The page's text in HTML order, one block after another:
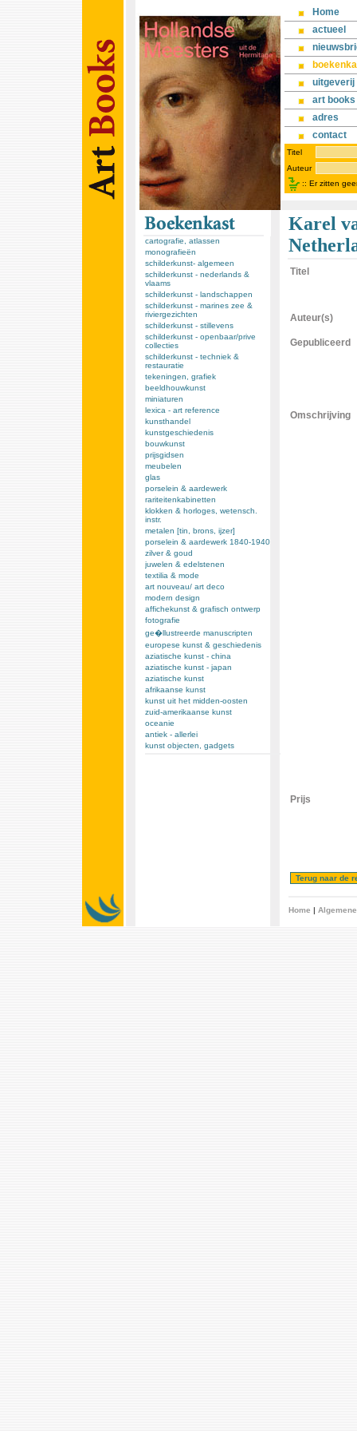
Home
actueel
uitgeverij
art books
adres
contact
Titel
Auteur
:: Er zitten
cartografie, atlassen
monografieën
schilderkunst- algemeen
schilderkunst - nederlands &
vlaams
schilderkunst - landschappen
schilderkunst - marines zee &
riviergezichten
schilderkunst - stillevens
schilderkunst - openbaar/prive
collecties
schilderkunst - techniek &
restauratie
tekeningen, grafiek
beeldhouwkunst
miniaturen
lexica - art reference
kunsthandel
kunstgeschiedenis
bouwkunst
prijsgidsen
meubelen
glas
porselein & aardewerk
rariteitenkabinetten
klokken & horloges, wetensch.
instr.
metalen [tin, brons, ijzer]
porselein & aardewerk 1840-1940
zilver & goud
juwelen & edelstenen
textilia & mode
art nouveau/ art deco
modern design
affichekunst & grafisch ontwerp
fotografie
ge�llustreerde manuscripten
europese kunst & geschiedenis
aziatische kunst - china
aziatische kunst - japan
aziatische kunst
afrikaanse kunst
kunst uit het midden-oosten
zuid-amerikaanse kunst
oceanie
antiek - allerlei
kunst objecten, gadgets
Karel
Titel
Auteur(s)
Gepubliceerd
Omschrijving
Prijs
Home |